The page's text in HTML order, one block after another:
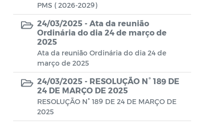
Concurso Público
Conselho Municipal - CACS FUNDEB
Conselho Municipal de Assistência Social
de Araruama - COMASO
Conselho Municipal de Educação
Conselho Municipal de Habitação -
PMS ( 2026-2029)
24/03/2025 - Ata da reunião
Ordinária do dia 24 de março de
2025
Ata da reunião Ordinária do dia 24 de
março de 2025
24/03/2025 - RESOLUÇÃO N° 189 DE
24 DE MARÇO DE 2025
RESOLUÇÃO N° 189 DE 24 DE MARÇO DE
2025